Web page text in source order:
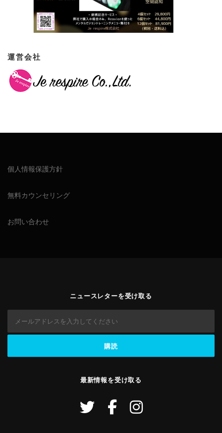
運営会社
個人情報保護方針
無料カウンセリング
お問い合わせ
ニュースレターを受け取る
最新情報を受け取る